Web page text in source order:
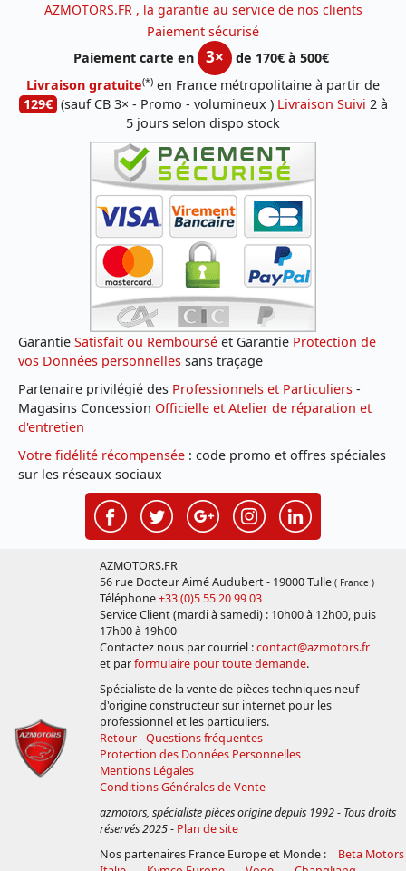
AZMOTORS.FR , la garantie au service de nos clients
Paiement sécurisé
Paiement carte en
3×
de 170€ à 500€
Livraison gratuite(*) en France métropolitaine à partir de
129€ (sauf CB 3× - Promo - volumineux ) Livraison Suivi 2 à
5 jours selon dispo stock
Garantie Satisfait ou Remboursé et Garantie Protection de
vos Données personnelles sans traçage
Partenaire privilégié des Professionnels et Particuliers -
Magasins Concession Officielle et Atelier de réparation et
d'entretien
Votre fidélité récompensée : code promo et offres spéciales
sur les réseaux sociaux
AZMOTORS.FR
56 rue Docteur Aimé Audubert - 19000 Tulle ( France )
Téléphone+33 (0)5 55 20 99 03
Service Client (mardi à samedi) : 10h00 à 12h00, puis
17h00 à 19h00
Contactez nous par courriel :contact@azmotors.fr
et parformulaire pour toute demande.
Spécialiste de la vente de pièces techniques neuf
d'origine constructeur sur internet pour les
professionnel et les particuliers.
Retour - Questions fréquentes
Protection des Données Personnelles
Mentions Légales
Conditions Générales de Vente
azmotors, spécialiste pièces origine depuis 1992 - Tous droits
réservés 2025- Plan de site
Nos partenaires France Europe et Monde :
Beta Motors